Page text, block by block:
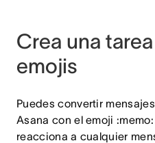
Crea una
emojis
Puedes convertir
Asana con el emoji
reacciona a cualquier